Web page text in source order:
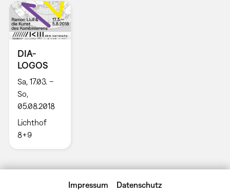
DIA-
LOGOS
Sa, 17.03. –
So,
05.08.2018
Lichthof
8+9
Impressum Datenschutz